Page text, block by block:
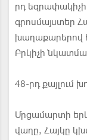
րդ
գրոսմայստեր
Բրկիչի
48-րդ քայլում
Մրցամարտի
վաղը, Հայկը